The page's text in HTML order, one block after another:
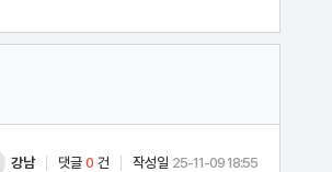
강남 댓글 0 건 작성일 25-11-09 18:55